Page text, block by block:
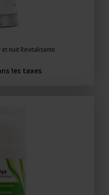
nuit Revitalisante
les taxes